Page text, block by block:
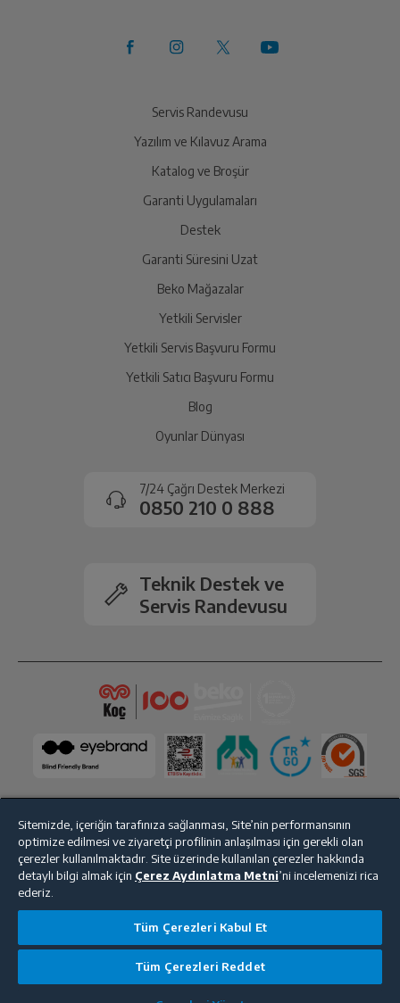
Servis Randevusu
Yazılım ve Kılavuz Arama
Katalog ve Broşür
Garanti Uygulamaları
Destek
Garanti Süresini Uzat
Beko Mağazalar
Yetkili Servisler
Yetkili Servis Başvuru Formu
Yetkili Satıcı Başvuru Formu
Blog
Oyunlar Dünyası
7/24 Çağrı Destek Merkezi
0850 210 0 888
Teknik Destek ve
Servis Randevusu
Bize Ulaşın Kişisel Verilerin Korunması İşlem Rehberi
Satış Sözleşmesi
Sitemizde, içeriğin tarafınıza sağlanması, Site’nin performansının
optimize edilmesi ve ziyaretçi profilinin anlaşılması için gerekli olan
çerezler kullanılmaktadır. Site üzerinde kullanılan çerezler hakkında
detaylı bilgi almak için Çerez Aydınlatma Metni’ni incelemenizi rica
ederiz.
Tüm Çerezleri Kabul Et
Tüm Çerezleri Reddet